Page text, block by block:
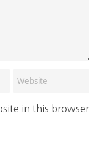
in this browser